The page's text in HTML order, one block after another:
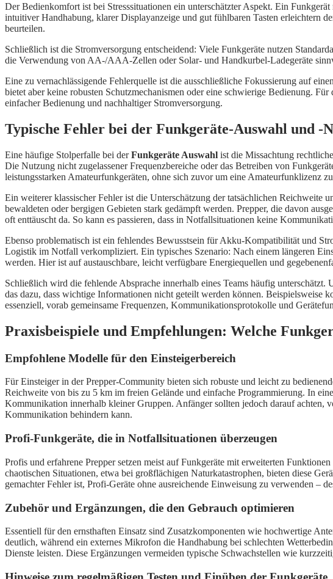
Der Bedienkomfort ist bei Stresssituationen ein unterschätzter Aspekt. Ein
intuitiver Handhabung, klarer Displayanzeige und gut fühlbaren Tasten erleichtern
beurteilen.
Schließlich ist die Stromversorgung entscheidend: Viele Funkgeräte nutzen
die Verwendung von AA-/AAA-Zellen oder Solar- und Handkurbel-Ladegeräte
Eine zu vernachlässigende Fehlerquelle ist die ausschließliche Fokussierung auf
bietet aber keine robusten Schutzmechanismen oder eine schwierige Bedienung. Für
einfacher Bedienung und nachhaltiger Stromversorgung.
Typische Fehler bei der Funkgeräte-Auswahl und -
Eine häufige Stolperfalle bei derFunkgeräte Auswahl ist die Missachtung
Die Nutzung nicht zugelassener Frequenzbereiche oder das Betreiben von
leistungsstarken Amateurfunkgeräten, ohne sich zuvor um eine Amateurfunklizenz
Ein weiterer klassischer Fehler ist die Unterschätzung der tatsächlichen Reichweite
bewaldeten oder bergigen Gebieten stark gedämpft werden. Prepper, die davon
oft enttäuscht da. So kann es passieren, dass in Notfallsituationen keine
Ebenso problematisch ist ein fehlendes Bewusstsein für Akku-Kompatibilität und
Logistik im Notfall verkompliziert. Ein typisches Szenario: Nach einem längeren
werden. Hier ist auf austauschbare, leicht verfügbare Energiequellen und
Schließlich wird die fehlende Absprache innerhalb eines Teams häufig
das dazu, dass wichtige Informationen nicht geteilt werden können. Beispielsweise
essenziell, vorab gemeinsame Frequenzen, Kommunikationsprotokolle und
Praxisbeispiele und Empfehlungen: Welche
Empfohlene Modelle für den Einsteigerbereich
Für Einsteiger in der Prepper-Community bieten sich robuste und leicht zu
Reichweite von bis zu 5 km im freien Gelände und einfache Programmierung. In
Kommunikation innerhalb kleiner Gruppen. Anfänger sollten jedoch darauf achten,
Kommunikation behindern kann.
Profi-Funkgeräte, die in Notfallsituationen überzeugen
Profis und erfahrene Prepper setzen meist auf Funkgeräte mit erweiterten Funktionen
chaotischen Situationen, etwa bei großflächigen Naturkatastrophen, bieten diese
gemachter Fehler ist, Profi-Geräte ohne ausreichende Einweisung zu verwenden –
Zubehör und Ergänzungen, die den Gebrauch optimieren
Essentiell für den ernsthaften Einsatz sind Zusatzkomponenten wie hochwertige
deutlich, während ein externes Mikrofon die Handhabung bei schlechten
Dienste leisten. Diese Ergänzungen vermeiden typische Schwachstellen wie